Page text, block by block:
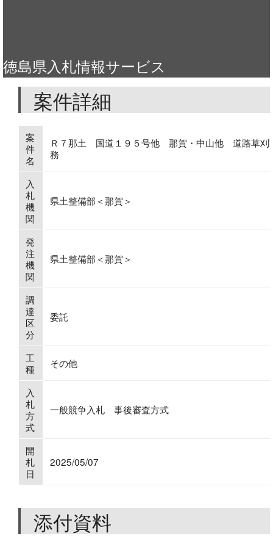
徳島県入札情報サービス
案件詳細
案
件
名
Ｒ７那土 国道１９５号他 那賀・中山他 道路草刈
務
入
札
機
関
県土整備部＜那賀＞
発
注
機
関
県土整備部＜那賀＞
調
達
区
分
委託
工
種
その他
入
札
方
式
一般競争入札 事後審査方式
開
札
日
2025/05/07
添付資料